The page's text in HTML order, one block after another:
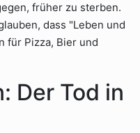
früher zu sterben.
dass "Leben und
für Pizza, Bier und
Der Tod in